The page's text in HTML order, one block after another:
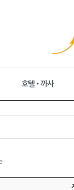
호텔•까사